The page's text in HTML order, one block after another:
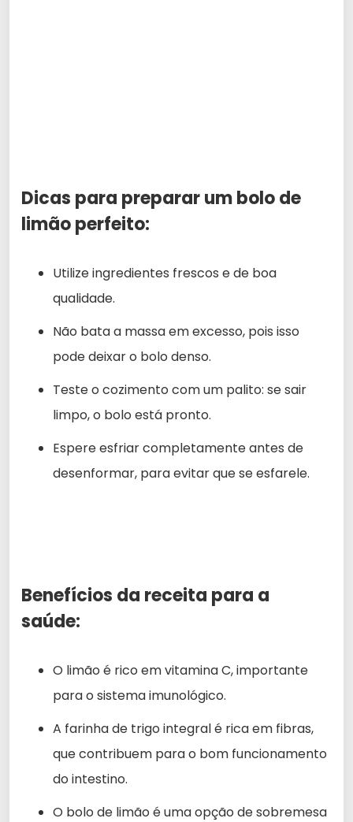
Dicas para preparar um bolo de
limão perfeito:
Utilize ingredientes frescos e de boa
qualidade.
Não bata a massa em excesso, pois isso
pode deixar o bolo denso.
Teste o cozimento com um palito: se sair
limpo, o bolo está pronto.
Espere esfriar completamente antes de
desenformar, para evitar que se esfarele.
Benefícios da receita para a
saúde:
O limão é rico em vitamina C, importante
para o sistema imunológico.
A farinha de trigo integral é rica em fibras,
que contribuem para o bom funcionamento
do intestino.
O bolo de limão é uma opção de sobremesa